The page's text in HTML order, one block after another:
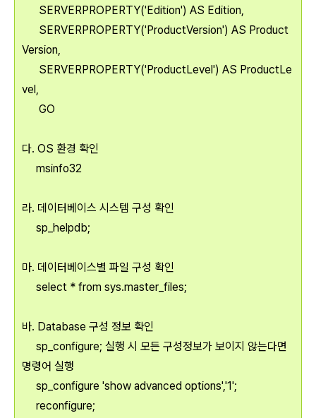
SERVERPROPERTY('Edition') AS Edition,
SERVERPROPERTY('ProductVersion') AS Product
Version,
SERVERPROPERTY('ProductLevel') AS ProductLe
vel,
GO
다. OS 환경 확인
msinfo32
라. 데이터베이스 시스템 구성 확인
sp_helpdb;
마. 데이터베이스별 파일 구성 확인
select * from sys.master_files;
바. Database 구성 정보 확인
sp_configure; 실행 시 모든 구성정보가 보이지 않는다면
명령어 실행
sp_configure 'show advanced options','1';
reconfigure;